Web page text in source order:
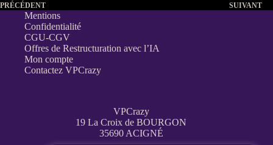
PRÉCÉDENT SUIVANT
Mentions
Confidentialité
CGU-CGV
Offres de Restructuration avec l’IA
Mon compte
Contactez VPCrazy
VPCrazy
19 La Croix de BOURGON
35690 ACIGNÉ